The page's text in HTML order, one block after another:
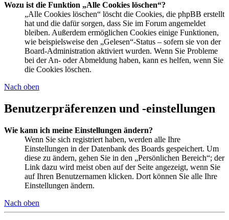
Wozu ist die Funktion „Alle Cookies löschen“?
„Alle Cookies löschen“ löscht die Cookies, die phpBB erstellt
hat und die dafür sorgen, dass Sie im Forum angemeldet
bleiben. Außerdem ermöglichen Cookies einige Funktionen,
wie beispielsweise den „Gelesen“-Status – sofern sie von der
Board-Administration aktiviert wurden. Wenn Sie Probleme
bei der An- oder Abmeldung haben, kann es helfen, wenn Sie
die Cookies löschen.
Nach oben
Benutzerpräferenzen und -einstellungen
Wie kann ich meine Einstellungen ändern?
Wenn Sie sich registriert haben, werden alle Ihre
Einstellungen in der Datenbank des Boards gespeichert. Um
diese zu ändern, gehen Sie in den „Persönlichen Bereich“; der
Link dazu wird meist oben auf der Seite angezeigt, wenn Sie
auf Ihren Benutzernamen klicken. Dort können Sie alle Ihre
Einstellungen ändern.
Nach oben